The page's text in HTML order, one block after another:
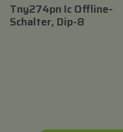
Tny274pn Ic Offline-
Schalter, Dip-8